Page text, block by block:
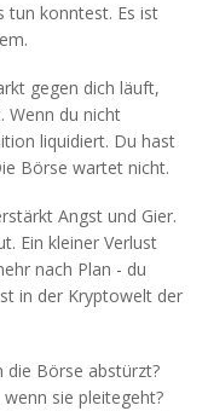
tun konntest. Es ist
gegen dich läuft,
Wenn du nicht
liquidiert. Du hast
Börse wartet nicht.
Angst und Gier.
Ein kleiner Verlust
nach Plan - du
in der Kryptowelt der
die Börse abstürzt?
sie pleitegeht?